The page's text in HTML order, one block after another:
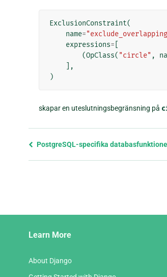
ExclusionConstraint(
name=
expressions=
(OpClass( "circle" ,
],
)
skapar en uteslutningsbegränsning på
Föregående
PostgreSQL-specifika
Learn More
About Django